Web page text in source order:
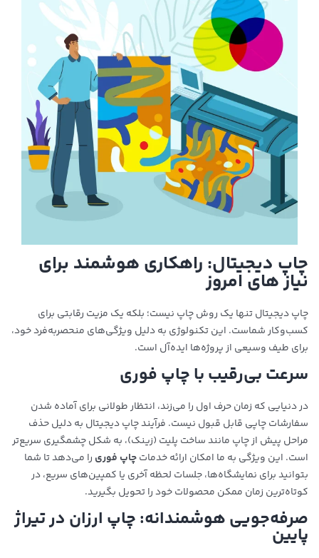
چاپ دیجیتال: راهکاری هوشمند برای
نیاز های امروز
چاپ دیجیتال تنها یک روش چاپ نیست؛ بلکه یک مزیت رقابتی برای
کسب‌وکار شماست. این تکنولوژی به دلیل ویژگی‌های منحصربه‌فرد خود،
برای طیف وسیعی از پروژه‌ها ایده‌آل است.
سرعت بی‌رقیب با چاپ فوری
در دنیایی که زمان حرف اول را می‌زند، انتظار طولانی برای آماده شدن
سفارشات چاپی قابل قبول نیست. فرآیند چاپ دیجیتال به دلیل حذف
مراحل پیش از چاپ مانند ساخت پلیت (زینک)، به شکل چشمگیری سریع‌تر
است. این ویژگی به ما امکان ارائه خدماتچاپ فوری را می‌دهد تا شما
بتوانید برای نمایشگاه‌ها، جلسات لحظه آخری یا کمپین‌های سریع، در
کوتاه‌ترین زمان ممکن محصولات خود را تحویل بگیرید.
صرفه‌جویی هوشمندانه: چاپ ارزان در تیراژ
پایین